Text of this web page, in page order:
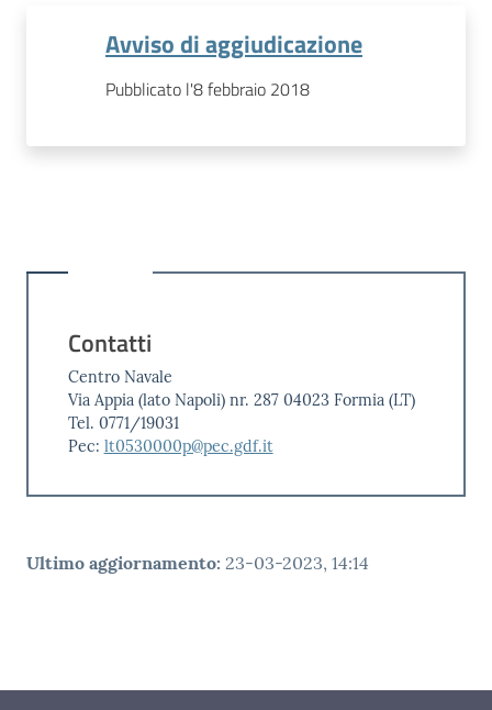
Avviso di aggiudicazione
Pubblicato l'8 febbraio 2018
Contatti
Centro Navale
Via Appia (lato Napoli) nr. 287 04023 Formia (LT)
Tel. 0771/19031
Pec: lt0530000p@pec.gdf.it
Ultimo aggiornamento: 23-03-2023, 14:14